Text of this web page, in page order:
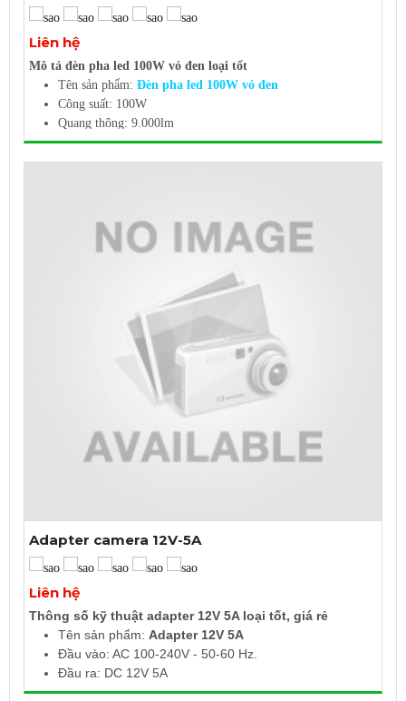
Liên hệ
Mô tả đèn pha led 100W vỏ đen loại tốt
Tên sản phẩm: Đèn pha led 100W vỏ đen
Công suất: 100W
Quang thông: 9.000lm
Kích thước: 100W - 315mm * 280mm * 90mm
Hiệu Quả Luminous (lm/w): 90lm * W
Adapter camera 12V-5A
Liên hệ
Thông số kỹ thuật adapter 12V 5A loại tốt, giá rẻ
Tên sản phẩm: Adapter 12V 5A
Đầu vào: AC 100-240V - 50-60 Hz.
Đầu ra: DC 12V 5A
Kích thước chui cắm DC: 5.5mm x 2.5mm, hoặc 2,1mm